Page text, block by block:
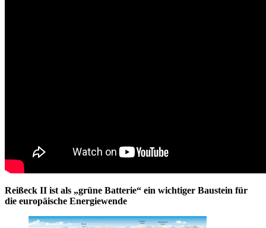
Reißeck II ist als „grüne Batterie“ ein wichtiger Baustein für
die europäische Energiewende